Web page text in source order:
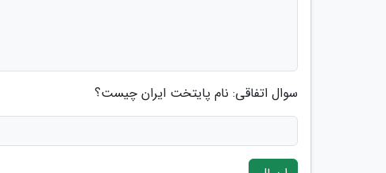
سوال اتفاقی: نام پایتخت ایران چیست؟